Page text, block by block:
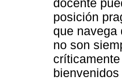
posición
que navega
no son